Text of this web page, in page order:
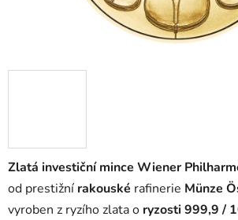
Zlatá investiční mince Wiener
od prestižní rakouské rafinerie Münze
vyroben z ryzího zlata o ryzosti 999,9 /